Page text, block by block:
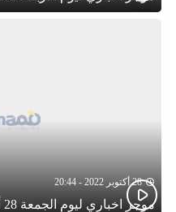
28 أكتوبر 2022 - 20:44
موجز اخباري ليوم الجمعة 28 أكتوبر 2022